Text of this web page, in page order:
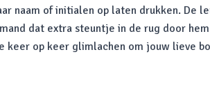
naam of initialen op laten drukken. De
dat extra steuntje in de rug door
keer op keer glimlachen om jouw lieve